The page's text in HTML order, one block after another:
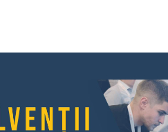
2026
7 mai 2026, ora: 10:30, Start:
Cantina ...